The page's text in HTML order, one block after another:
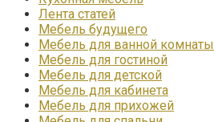
Лента статей
Мебель будущего
Мебель для ванной комнаты
Мебель для гостиной
Мебель для детской
Мебель для кабинета
Мебель для прихожей